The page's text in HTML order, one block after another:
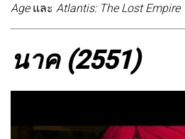
Ageและ Atlantis: The Lost Empire
นาค (2551)